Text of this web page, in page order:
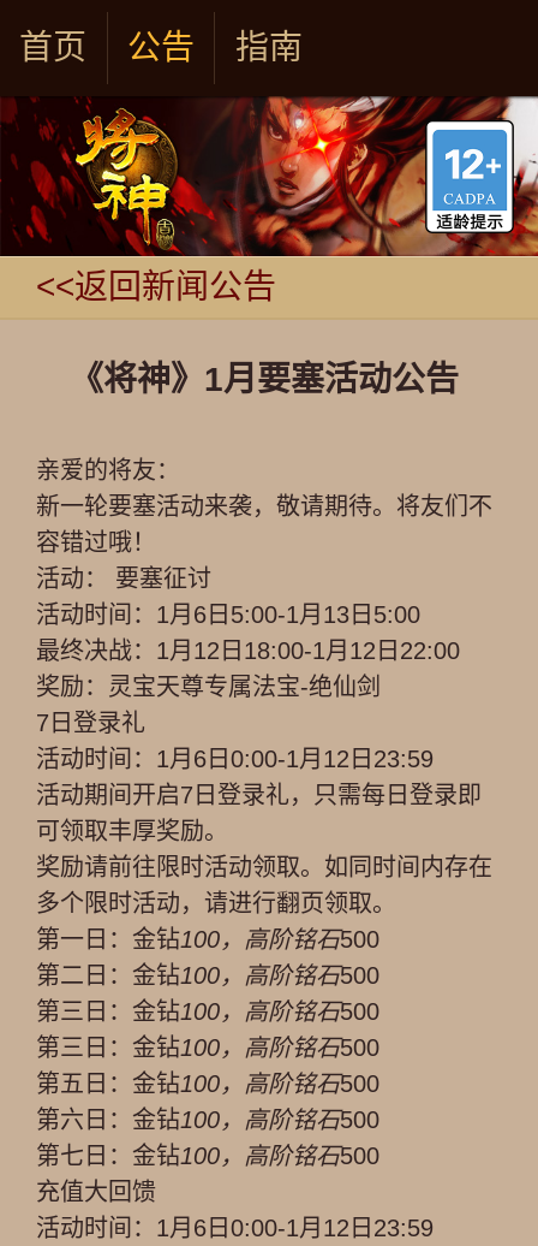
首页 公告 指南
<<返回新闻公告
《将神》1月要塞活动公告
亲爱的将友：
新一轮要塞活动来袭，敬请期待。将友们不
容错过哦！
活动： 要塞征讨
活动时间：1月6日5:00-1月13日5:00
最终决战：1月12日18:00-1月12日22:00
奖励：灵宝天尊专属法宝-绝仙剑
7日登录礼
活动时间：1月6日0:00-1月12日23:59
活动期间开启7日登录礼，只需每日登录即
可领取丰厚奖励。
奖励请前往限时活动领取。如同时间内存在
多个限时活动，请进行翻页领取。
第一日：金钻100，高阶铭石500
第二日：金钻100，高阶铭石500
第三日：金钻100，高阶铭石500
第三日：金钻100，高阶铭石500
第五日：金钻100，高阶铭石500
第六日：金钻100，高阶铭石500
第七日：金钻100，高阶铭石500
充值大回馈
活动时间：1月6日0:00-1月12日23:59